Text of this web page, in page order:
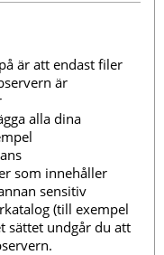
är att endast filer
är
alla dina
som innehåller
sensitiv
(till exempel
sättet undgår du att